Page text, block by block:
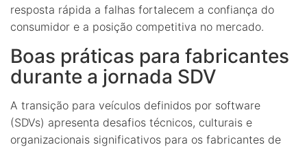
resposta rápida a falhas fortalecem a confiança do
consumidor e a posição competitiva no mercado.
Boas práticas para fabricantes
durante a jornada SDV
A transição para veículos definidos por software
(SDVs) apresenta desafios técnicos, culturais e
organizacionais significativos para os fabricantes de